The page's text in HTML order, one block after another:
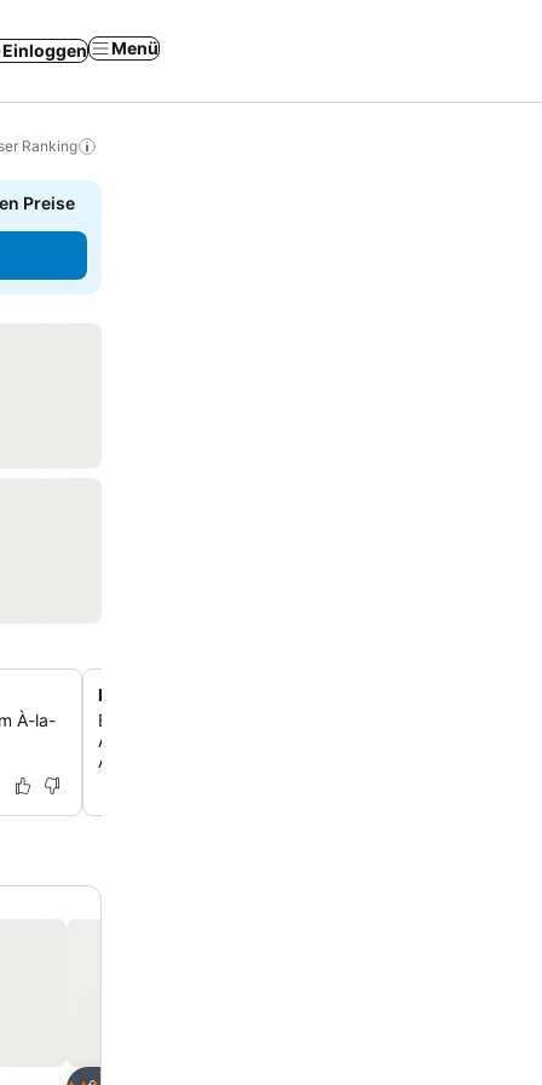
Einloggen Menü
Ranking
Preise
À-la-
Historisches Gebäude von 1843 mit Charme
Erlebe ein Hotel aus dem Jahr 1843, das eine
Atmosphäre bietet und den Charme vergangener
Architektur und Einrichtung bewahrt hat.